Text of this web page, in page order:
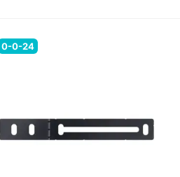
0-0-24